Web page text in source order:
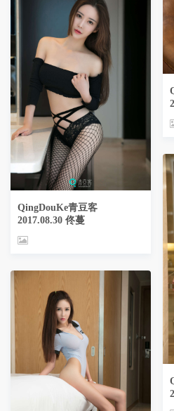
QingDouKe青豆客
2017.08.30 佟蔓